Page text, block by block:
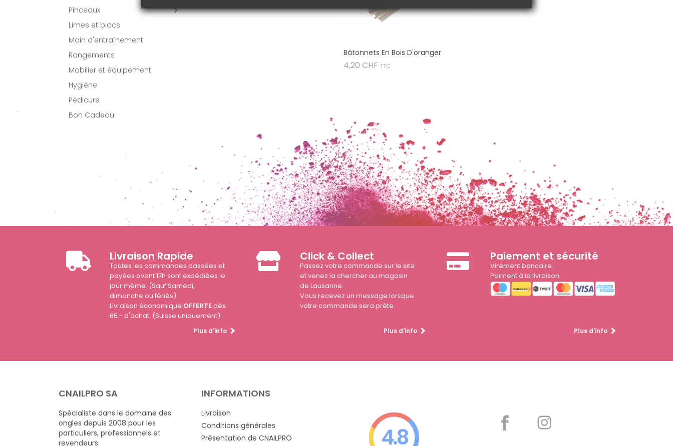
Pinceaux

Limes et blocs
Main d'entraînement
Rangements
Mobilier et équipement
Hygiène
Pédicure
Bon Cadeau
Bâtonnets En Bois D'oranger
4,20 CHF Prix
TTC
Livraison Rapide
Toutes les commandes passées et
payées avant 17h sont expédiées le
jour même. (Sauf Samedi,
dimanche ou fériés)
Livraison économique OFFERTEdès
65.- d'achat. (Suisse uniquement)
Plus d'info
Click & Collect
Passez votre commande sur le site
et venez la chercher au magasin
de Lausanne.
Vous recevez un message lorsque
votre commande sera prête.
Plus d'info
Paiement et sécurité
Virement bancaire.
Paiment à la livraison
Plus d'info
CNAILPRO SA
Spécialiste dans le domaine des
ongles depuis 2008 pour les
particuliers, professionnels et
revendeurs.
INFORMATIONS
Livraison
Conditions générales
Présentation de CNAILPRO
4.8